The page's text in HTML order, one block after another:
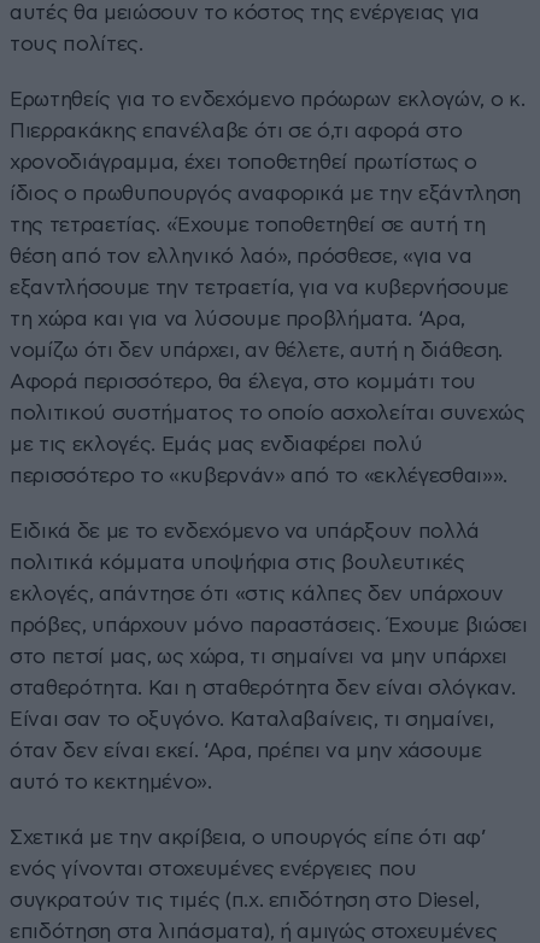
αυτές θα μειώσουν το κόστος της ενέργειας για
τους πολίτες.
Ερωτηθείς για το ενδεχόμενο πρόωρων εκλογών, ο κ.
Πιερρακάκης επανέλαβε ότι σε ό,τι αφορά στο
χρονοδιάγραμμα, έχει τοποθετηθεί πρωτίστως ο
ίδιος ο πρωθυπουργός αναφορικά με την εξάντληση
της τετραετίας. «Έχουμε τοποθετηθεί σε αυτή τη
θέση από τον ελληνικό λαό», πρόσθεσε, «για να
εξαντλήσουμε την τετραετία, για να κυβερνήσουμε
τη χώρα και για να λύσουμε προβλήματα. ‘Αρα,
νομίζω ότι δεν υπάρχει, αν θέλετε, αυτή η διάθεση.
Αφορά περισσότερο, θα έλεγα, στο κομμάτι του
πολιτικού συστήματος το οποίο ασχολείται συνεχώς
με τις εκλογές. Εμάς μας ενδιαφέρει πολύ
περισσότερο το «κυβερνάν» από το «εκλέγεσθαι»».
Ειδικά δε με το ενδεχόμενο να υπάρξουν πολλά
πολιτικά κόμματα υποψήφια στις βουλευτικές
εκλογές, απάντησε ότι «στις κάλπες δεν υπάρχουν
πρόβες, υπάρχουν μόνο παραστάσεις. Έχουμε βιώσει
στο πετσί μας, ως χώρα, τι σημαίνει να μην υπάρχει
σταθερότητα. Και η σταθερότητα δεν είναι σλόγκαν.
Είναι σαν το οξυγόνο. Καταλαβαίνεις, τι σημαίνει,
όταν δεν είναι εκεί. ‘Αρα, πρέπει να μην χάσουμε
αυτό το κεκτημένο».
Σχετικά με την ακρίβεια, ο υπουργός είπε ότι αφ’
ενός γίνονται στοχευμένες ενέργειες που
συγκρατούν τις τιμές (π.χ. επιδότηση στο Diesel,
επιδότηση στα λιπάσματα), ή αμιγώς στοχευμένες